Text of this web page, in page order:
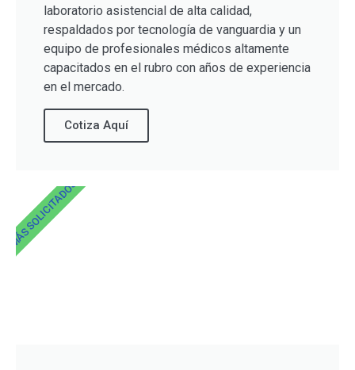
laboratorio asistencial de alta calidad,
respaldados por tecnología de vanguardia y un
equipo de profesionales médicos altamente
capacitados en el rubro con años de experiencia
en el mercado.
Cotiza Aquí
MÁS SOLICITADOS